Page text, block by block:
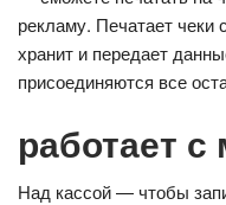
рекламу. Печатает чеки
хранит и передает
присоединяются все
работает
Над кассой — чтобы